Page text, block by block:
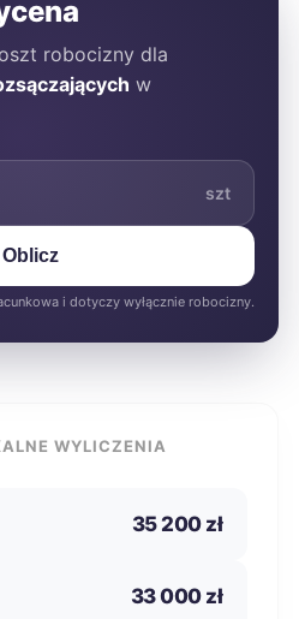
robocizny dla
w
szt
Oblicz
i dotyczy wyłącznie robocizny.
WYLICZENIA
35 200 zł
33 000 zł